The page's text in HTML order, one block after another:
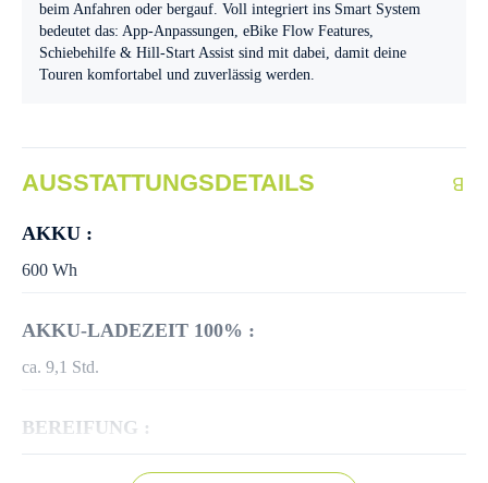
beim Anfahren oder bergauf. Voll integriert ins Smart System
bedeutet das: App-Anpassungen, eBike Flow Features,
Schiebehilfe & Hill-Start Assist sind mit dabei, damit deine
Touren komfortabel und zuverlässig werden.
AUSSTATTUNGSDETAILS
AKKU :
600 Wh
AKKU-LADEZEIT 100% :
ca. 9,1 Std.
BEREIFUNG :